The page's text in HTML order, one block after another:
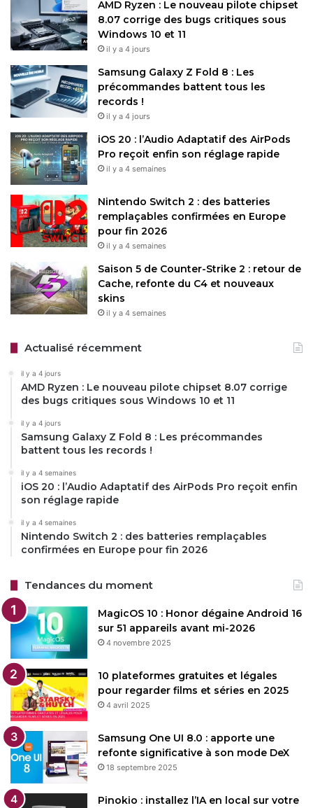
AMD Ryzen : Le nouveau pilote chipset
8.07 corrige des bugs critiques sous
Windows 10 et 11
il y a 4 jours
Samsung Galaxy Z Fold 8 : Les
précommandes battent tous les
records !
il y a 4 jours
iOS 20 : l’Audio Adaptatif des AirPods
Pro reçoit enfin son réglage rapide
il y a 4 semaines
Nintendo Switch 2 : des batteries
remplaçables confirmées en Europe
pour fin 2026
il y a 4 semaines
Saison 5 de Counter-Strike 2 : retour de
Cache, refonte du C4 et nouveaux
skins
il y a 4 semaines
Actualisé récemment
il y a 4 jours
AMD Ryzen : Le nouveau pilote chipset 8.07 corrige
des bugs critiques sous Windows 10 et 11
il y a 4 jours
Samsung Galaxy Z Fold 8 : Les précommandes
battent tous les records !
il y a 4 semaines
iOS 20 : l’Audio Adaptatif des AirPods Pro reçoit enfin
son réglage rapide
il y a 4 semaines
Nintendo Switch 2 : des batteries remplaçables
confirmées en Europe pour fin 2026
Tendances du moment
MagicOS 10 : Honor dégaine Android 16
sur 51 appareils avant mi-2026
4 novembre 2025
10 plateformes gratuites et légales
pour regarder films et séries en 2025
4 avril 2025
Samsung One UI 8.0 : apporte une
refonte significative à son mode DeX
18 septembre 2025
Pinokio : installez l’IA en local sur votre